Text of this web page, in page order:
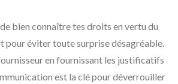
bien connaître tes droits en vertu du
éviter toute surprise désagréable.
en fournissant les justificatifs
est la clé pour déverrouiller